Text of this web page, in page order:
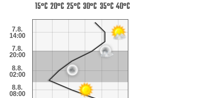
7.8.
14:00
7.8.
20:00
8.8.
02:00
8.8.
08:00
15°C 20°C 25°C 30°C 35°C40°C